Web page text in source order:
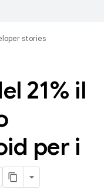
stories
21% il
per i